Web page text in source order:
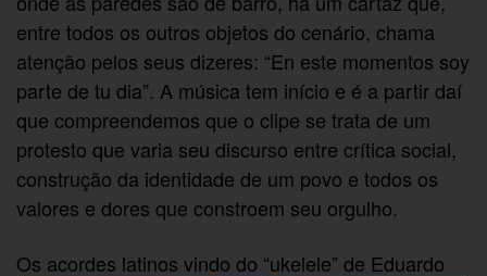
entre todos os outros objetos do cenário, chama
atenção pelos seus dizeres: “En este momentos soy
parte de tu dia”. A música tem início e é a partir daí
que compreendemos que o clipe se trata de um
protesto que varia seu discurso entre crítica social,
construção da identidade de um povo e todos os
valores e dores que constroem seu orgulho.
Os acordes latinos vindo do “ukelele” de Eduardo